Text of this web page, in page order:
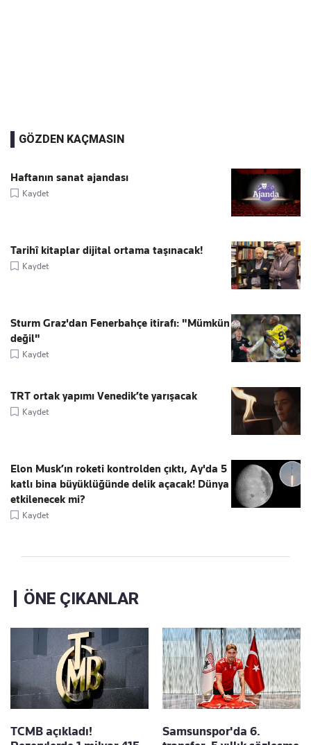
GÖZDEN KAÇMASIN
Haftanın sanat ajandası
Kaydet
Tarihî kitaplar dijital ortama taşınacak!
Kaydet
Sturm Graz'dan Fenerbahçe itirafı: "Mümkün
değil"
Kaydet
TRT ortak yapımı Venedik’te yarışacak
Kaydet
Elon Musk’ın roketi kontrolden çıktı, Ay'da 5
katlı bina büyüklüğünde delik açacak! Dünya
etkilenecek mi?
Kaydet
ÖNE ÇIKANLAR
TCMB açıkladı!
Samsunspor'da 6.